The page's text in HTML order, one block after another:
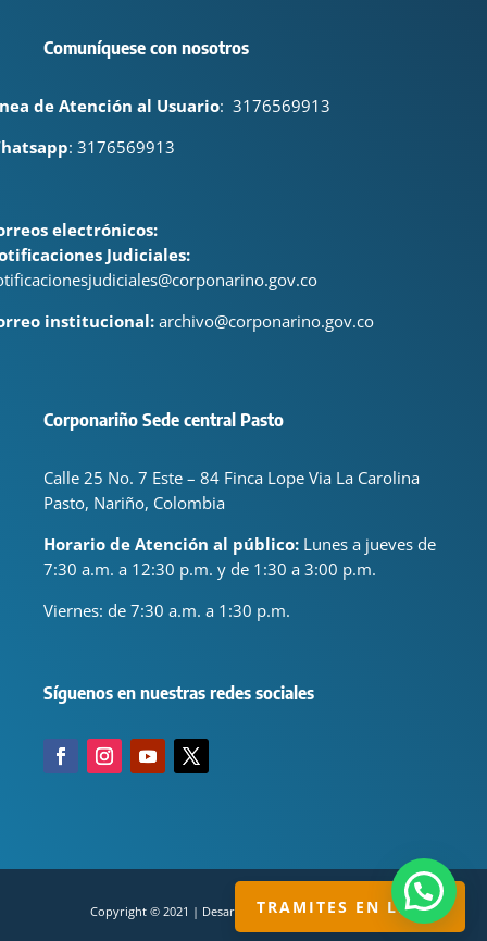
Comuníquese con nosotros
de Atención al Usuario: 3176569913
: 3176569913
electrónicos:
Judiciales:
institucional: archivo@corponarino.gov.co
Corponariño Sede central Pasto
Calle 25 No. 7 Este – 84 Finca Lope Via La Carolina
Pasto, Nariño, Colombia
Horario de Atención al público: Lunes a jueves de
7:30 a.m. a 12:30 p.m. y de 1:30 a 3:00 p.m.
Viernes: de 7:30 a.m. a 1:30 p.m.
Síguenos en nuestras redes sociales
Copyright © 2021 | Desarrollado por servisual.com.co
TRAMITES EN LINEA